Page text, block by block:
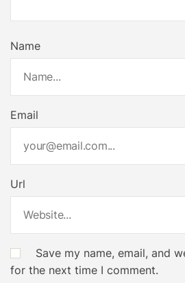
Name
Email
Url
Save my name, email, and
for the next time I comment.